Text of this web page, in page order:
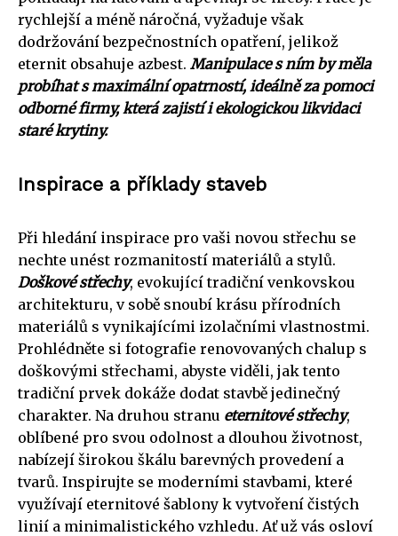
rychlejší a méně náročná, vyžaduje však
dodržování bezpečnostních opatření, jelikož
eternit obsahuje azbest. Manipulace s ním by měla
probíhat s maximální opatrností, ideálně za pomoci
odborné firmy, která zajistí i ekologickou likvidaci
staré krytiny.
Inspirace a příklady staveb
Při hledání inspirace pro vaši novou střechu se
nechte unést rozmanitostí materiálů a stylů.
Doškové střechy, evokující tradiční venkovskou
architekturu, v sobě snoubí krásu přírodních
materiálů s vynikajícími izolačními vlastnostmi.
Prohlédněte si fotografie renovovaných chalup s
doškovými střechami, abyste viděli, jak tento
tradiční prvek dokáže dodat stavbě jedinečný
charakter. Na druhou stranu eternitové střechy,
oblíbené pro svou odolnost a dlouhou životnost,
nabízejí širokou škálu barevných provedení a
tvarů. Inspirujte se moderními stavbami, které
využívají eternitové šablony k vytvoření čistých
linií a minimalistického vzhledu. Ať už vás osloví